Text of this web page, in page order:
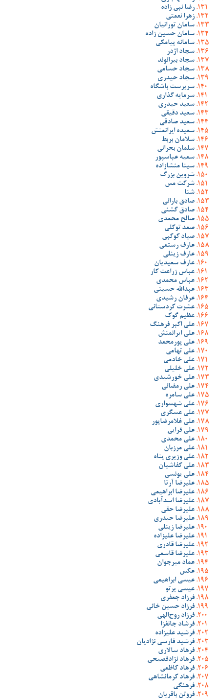
رضا نبی زاده
زهرا نعمتی
سامان تورانیان
سامان حسین زاده
سامانه پیامکی
سجاد اژدر
سجاد بیرانوند
سجاد حسامی
سجاد حیدری
سرپرست باشگاه
سرمایه گذاری
سعید حیدری
سعید دقیقی
سعید صادقی
سعیده ایرانمنش
سلامان بربط
سلمان بحرانی
سمیه عباسپور
سینا منشازاده
شروین بزرگ
شرکت مس
شنا
صادق بارانی
صادق گشنی
صالح محمدی
صمد توکلی
صیاد کوکبی
عارف رستمی
عارف زینلی
عارف سعیدیان
عباس زراعت کار
عباس محمدی
عبدالله حسینی
عرفان رشیدی
عشرت کردستانی
عظیم گوک
علی اکبر فرهنگ
علی ایرانمنش
علی پورمحمد
علی تهامی
علی خادمی
علی خلیلی
علی خورشیدی
علی رمضانی
علی سامره
علی شهسواری
علی عسگری
علی غلامرضاپور
علی قرایی
علی محمدی
علی مرزبان
علی وزیری پناه
علی کفاشیان
علی یونسی
علیرضا آرتا
علیرضا ابراهیمی
علیرضا اسدآبادی
علیرضا حقی
علیرضا حیدری
علیرضا زینلی
علیرضا علیزاده
علیرضا قادری
علیرضا قاسمی
عماد میرجوان
عکس
عیسی ابراهیمی
عیسی پرتو
فرزاد جعفری
فرزاد حسین خانی
فرزاد روح‌الهی
فرشاد جانفزا
فرشید علیزاده
فرشید فارسی نژادیان
فرهاد سالاری
فرهاد نژادفصیحی
فرهاد کاظمی
فرهاد کرمانشاهی
فرهنگی
فروتن باقریان